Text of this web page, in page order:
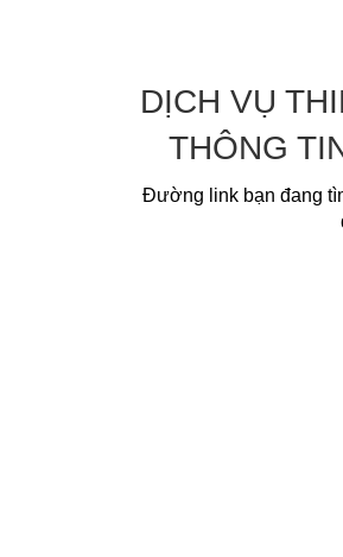
DỊCH VỤ
THÔNG
Đường link bạn đang